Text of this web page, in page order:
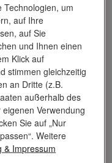
der EUROPA. Die
hin gehen soll. An
von
Kohl, die Reise-
hat ein Interview
stellt dabei eine Frage
wohin die Reise geht,
Kränkt Sie das?”
und den Rest des
Technologien, um
auf Ihre
auf Sie
und Ihnen einen
Klick auf
stimmen gleichzeitig
an Dritte (z.B.
außerhalb des
Verwendung
Sie auf „Nur
Weitere
& Impressum